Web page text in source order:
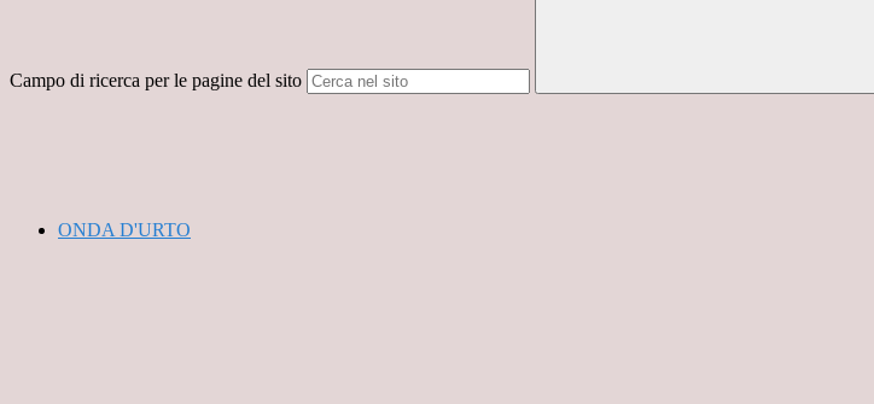
Campo di ricerca per le pagine del sito
ONDA D'URTO